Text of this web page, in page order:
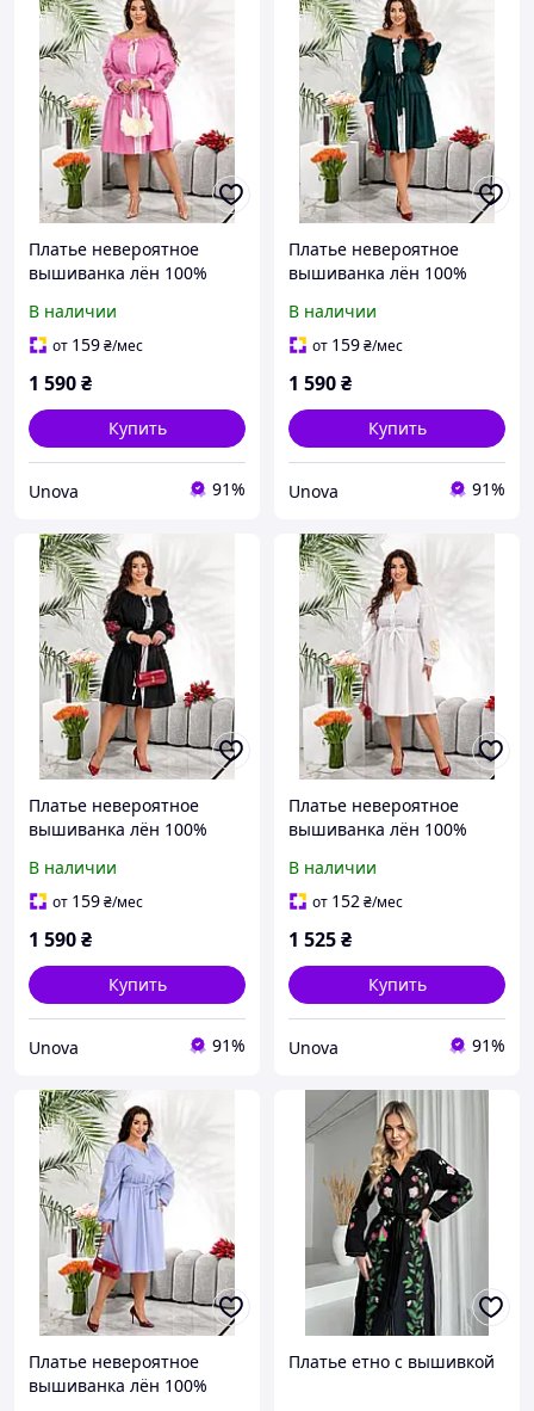
Платье невероятное
вышиванка лён 100%
машинная вышивка
В наличии
от 159₴/мес
1 590₴
Купить
Unova 91%
Платье невероятное
вышиванка лён 100%
машинная вышивка
В наличии
от 159₴/мес
1 590₴
Купить
Unova 91%
Платье невероятное
вышиванка лён 100%
машинная вышивка
В наличии
от 159₴/мес
1 590₴
Купить
Unova 91%
Платье невероятное
вышиванка лён 100%
машинная вышивка
В наличии
от 152₴/мес
1 525₴
Купить
Unova 91%
Платье невероятное
вышиванка лён 100%
Платье етно с вышивкой